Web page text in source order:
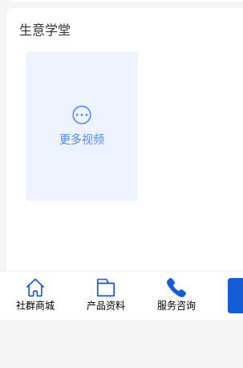
生意学堂
更多视频
推荐文章
社群商城 产品资料 服务咨询